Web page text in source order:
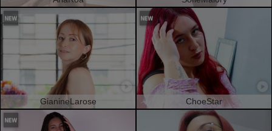
GianineLarose ChoeStar